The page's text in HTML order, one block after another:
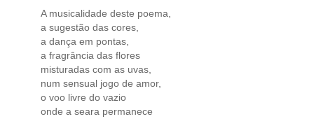
A musicalidade deste poema,
a sugestão das cores,
a dança em pontas,
a fragrância das flores
misturadas com as uvas,
num sensual jogo de amor,
o voo livre do vazio
onde a seara permanece